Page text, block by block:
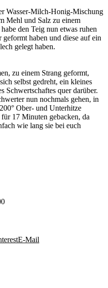
Wasser-Milch-Honig-Mischung
Mehl und Salz zu einem
den Teig nun etwas ruhen
haben und diese auf ein
gelegt haben.
zu einem Strang geformt,
selbst gedreht, ein kleines
Schwertschaftes quer darüber.
nun nochmals gehen, in
Ober- und Unterhitze
17 Minuten gebacken, da
wie lang sie bei euch
E-Mail